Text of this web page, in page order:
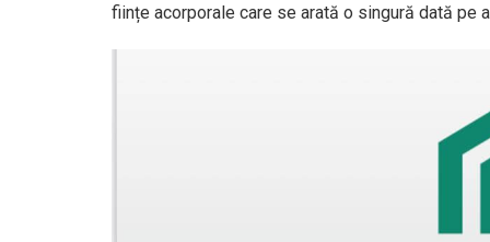
ființe acorporale care se arată o singură dată pe